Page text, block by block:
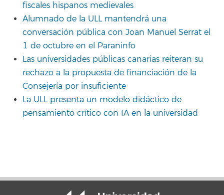
fiscales hispanos medievales
Alumnado de la ULL mantendrá una
conversación pública con Joan Manuel Serrat el
1 de octubre en el Paraninfo
Las universidades públicas canarias reiteran su
rechazo a la propuesta de financiación de la
Consejería por insuficiente
La ULL presenta un modelo didáctico de
pensamiento crítico con IA en la universidad